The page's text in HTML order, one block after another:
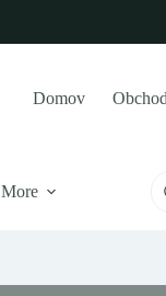
Domov Obchod
More